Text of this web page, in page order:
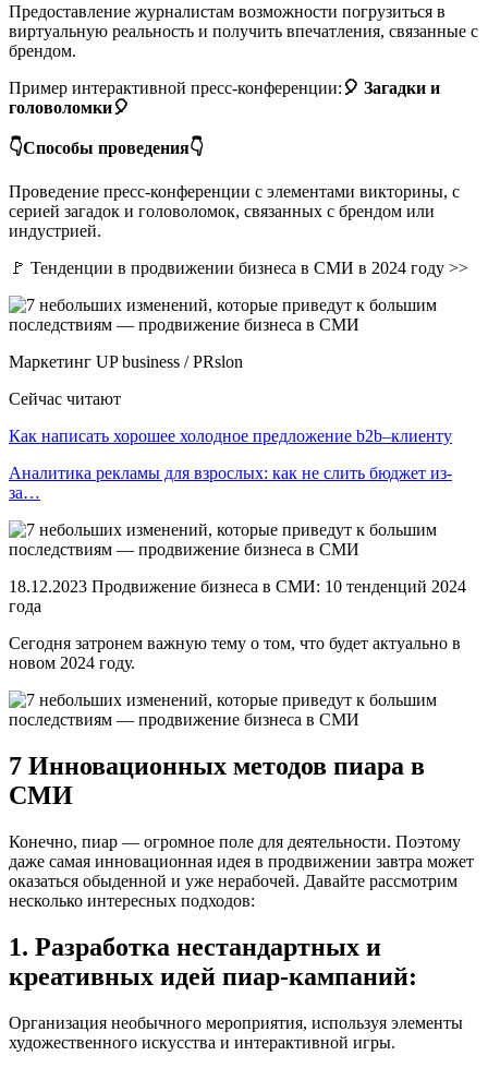
Предоставление журналистам возможности погрузиться в
виртуальную реальность и получить впечатления, связанные с
брендом.
Пример интерактивной пресс-конференции: 🎈 Загадки и
головоломки🎈
👇Способы проведения👇
Проведение пресс-конференции с элементами викторины, с
серией загадок и головоломок, связанных с брендом или
индустрией.
🚩 Тенденции в продвижении бизнеса в СМИ в 2024 году >>
Маркетинг UP business / PRslon
Сейчас читают
Как написать хорошее холодное предложение b2b–клиенту
Аналитика рекламы для взрослых: как не слить бюджет из-
за…
18.12.2023 Продвижение бизнеса в СМИ: 10 тенденций 2024
года
Сегодня затронем важную тему о том, что будет актуально в
новом 2024 году.
7 Инновационных методов пиара в
СМИ
Конечно, пиар — огромное поле для деятельности. Поэтому
даже самая инновационная идея в продвижении завтра может
оказаться обыденной и уже нерабочей. Давайте рассмотрим
несколько интересных подходов:
1. Разработка нестандартных и
креативных идей пиар-кампаний:
Организация необычного мероприятия, используя элементы
художественного искусства и интерактивной игры.